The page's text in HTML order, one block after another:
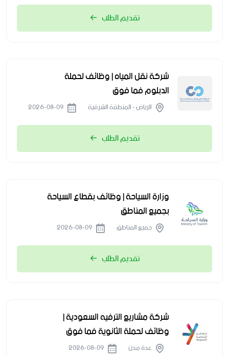
تقديم الطلب
شركة نقل المياه | وظائف لحملة
الدبلوم فما فوق
الرياض - المنطقة الشرقية
تقديم الطلب
وزارة السياحة | وظائف بقطاع السياحة
بجميع المناطق
جميع المناطق
تقديم الطلب
شركة مشاريع الترفيه السعودية |
وظائف لحملة الثانوية فما فوق
عدة مدن